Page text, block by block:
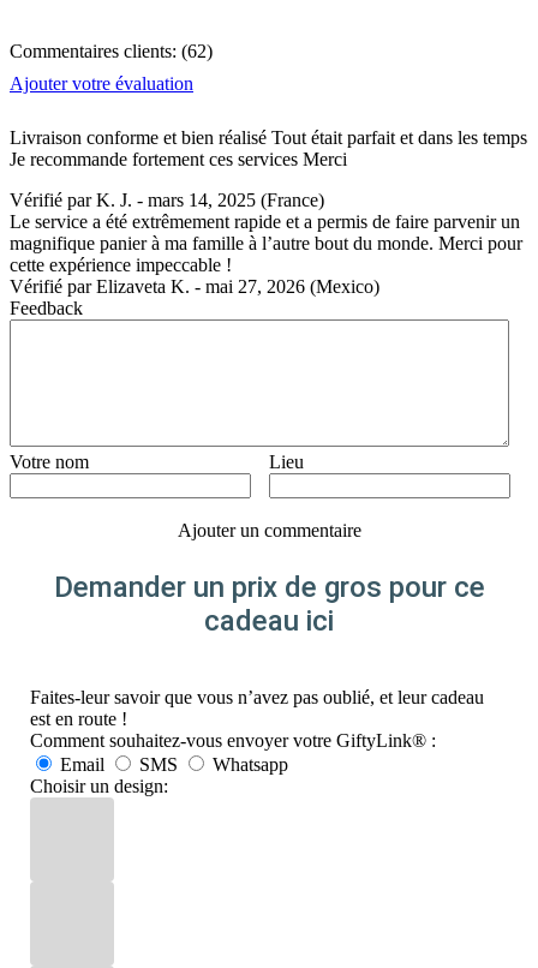
Commentaires clients: (62)
Ajouter votre évaluation
Livraison conforme et bien réalisé Tout était parfait et dans les temps
Je recommande fortement ces services Merci
Vérifié parK. J. - mars 14, 2025 (France)
Le service a été extrêmement rapide et a permis de faire parvenir un
magnifique panier à ma famille à l’autre bout du monde. Merci pour
cette expérience impeccable !
Vérifié parElizaveta K. - mai 27, 2026 (Mexico)
Feedback
Votre nom Lieu
Ajouter un commentaire
Demander un prix de gros pour ce
cadeau ici
Faites-leur savoir que vous n’avez pas oublié, et leur cadeau
est en route !
Comment souhaitez-vous envoyer votre GiftyLink® :
Email
SMS
Whatsapp
Choisir un design: